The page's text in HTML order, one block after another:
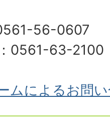
56-0607
0561-63-2100
ムによるお問